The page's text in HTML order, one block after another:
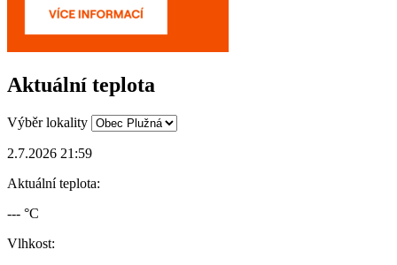
Aktuální teplota
Výběr lokality
2.7.2026 21:59
Aktuální teplota:
--- °C
Vlhkost: